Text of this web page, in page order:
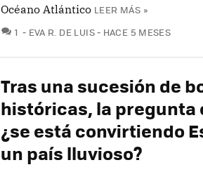
Océano Atlántico LEER MÁS »
1 COMENTARIOS
EVA R. DE LUIS HACE 5 MESES
Tras una sucesión de
históricas, la pregunta
¿se está convirtiendo
un país lluvioso?